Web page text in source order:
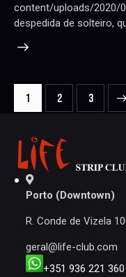
content/uploads/2020/
despedida de solteiro,
NAVEGAÇÃO
DE
Page
1 Page
2 Page
3
Porto (Downtown)
R. Conde de Vizela
geral@life-club.com
+351 936 221